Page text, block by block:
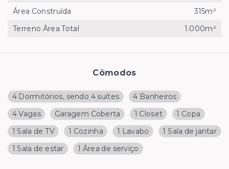
Cômodos
4 Dormitórios, sendo 4 suítes
4 Banheiros
4 Vagas
Garagem Coberta 1 Closet
1 Copa
1 Sala de TV
1 Cozinha 1 Lavabo
1 Sala de jantar
1 Sala de estar
1 Área de serviço
Área Construída
315m²
Terreno Área Total
1.000m²